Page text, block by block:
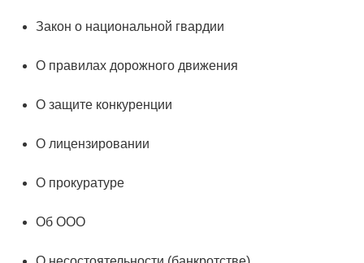
Закон о национальной гвардии
О правилах дорожного движения
О защите конкуренции
О лицензировании
О прокуратуре
Об ООО